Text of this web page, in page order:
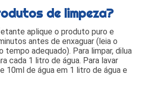
de limpeza?
aplique o produto puro e
antes de enxaguar (leia o
tempo adequado). Para limpar, dilua
cada 1 litro de água. Para lavar
10ml de água em 1 litro de água e